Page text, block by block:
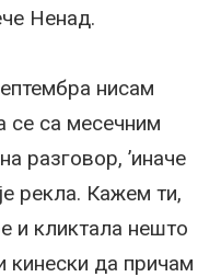
Ненад.
нисам
се са месечним
разговор, ’иначе
рекла. Кажем ти,
и кликтала нешто
кинески да причам